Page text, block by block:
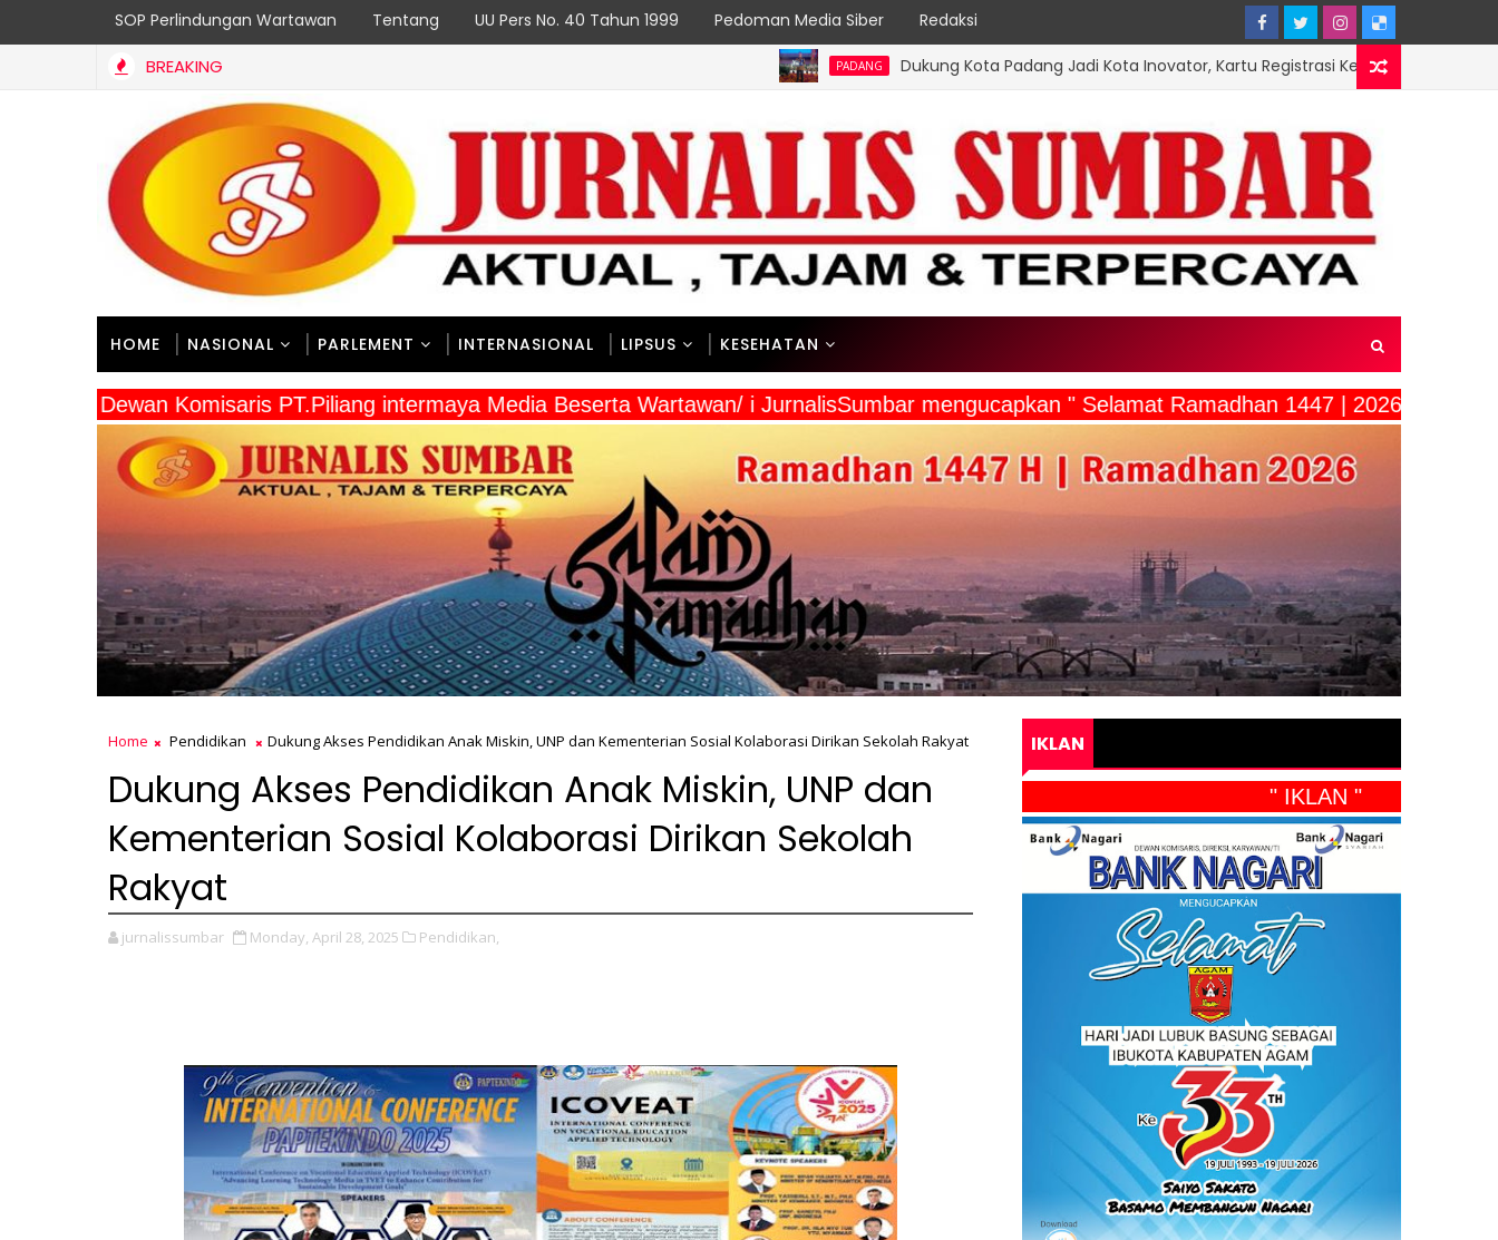
SOP Perlindungan Wartawan Tentang UU Pers No. 40 Tahun 1999 Pedoman Media Siber Redaksi
BREAKING Dukung Kota Padang Jadi Kota Inovator, Kartu Registrasi Kesenian Raih Juara III Inovasi
HOME NASIONAL PARLEMENT INTERNASIONAL LIPSUS KESEHATAN
" Dewan Komisaris PT.Piliang intermaya Media Beserta Wartawan/ i JurnalisSumbar mengucapkan " Selamat Ramadhan 1447 | 2026"
Home Pendidikan Dukung Akses Pendidikan Anak Miskin, UNP dan Kementerian Sosial Kolaborasi Dirikan Sekolah Rakyat
Dukung Akses Pendidikan Anak Miskin, UNP dan
Kementerian Sosial Kolaborasi Dirikan Sekolah
Rakyat
jurnalissumbar Monday, April 28, 2025 Pendidikan,
IKLAN
" IKLAN "